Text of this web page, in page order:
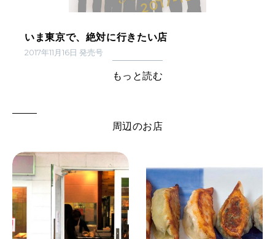
いま東京で、絶対に行きたい店
2017年11月16日 発売号
もっと読む
周辺のお店